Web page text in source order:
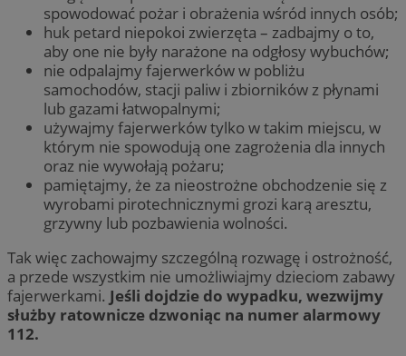
spowodować pożar i obrażenia wśród innych osób;
huk petard niepokoi zwierzęta – zadbajmy o to,
aby one nie były narażone na odgłosy wybuchów;
nie odpalajmy fajerwerków w pobliżu
samochodów, stacji paliw i zbiorników z płynami
lub gazami łatwopalnymi;
używajmy fajerwerków tylko w takim miejscu, w
którym nie spowodują one zagrożenia dla innych
oraz nie wywołają pożaru;
pamiętajmy, że za nieostrożne obchodzenie się z
wyrobami pirotechnicznymi grozi karą aresztu,
grzywny lub pozbawienia wolności.
Tak więc zachowajmy szczególną rozwagę i ostrożność,
a przede wszystkim nie umożliwiajmy dzieciom zabawy
fajerwerkami. Jeśli dojdzie do wypadku, wezwijmy
służby ratownicze dzwoniąc na numer alarmowy
112.